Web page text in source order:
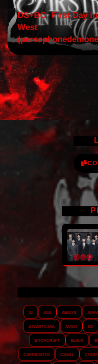
DS+BC: First Day
West
AI ASS Abalyn
Atzarts Mia
Aviso BC
Bitchcraft
Black
Carriesoto
Cheill